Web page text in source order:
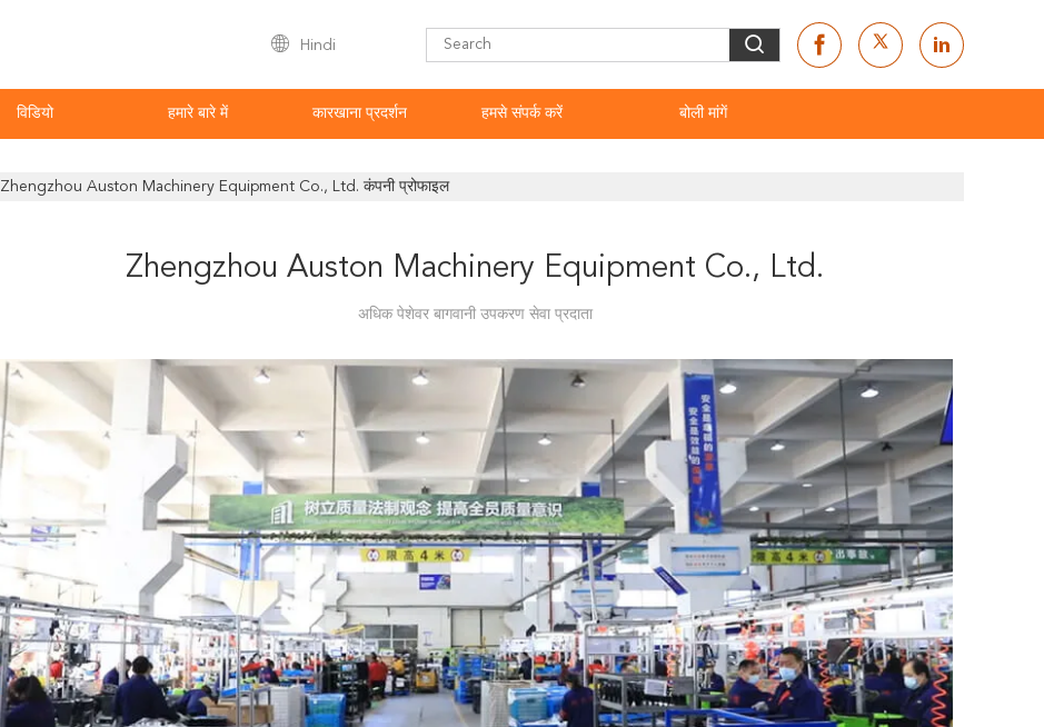
Hindi
विडियो हमारे बारे में कारखाना प्रदर्शन हमसे संपर्क करें बोली मांगें
Zhengzhou Auston Machinery Equipment Co., Ltd. कंपनी प्रोफाइल
Zhengzhou Auston Machinery Equipment Co., Ltd.
अधिक पेशेवर बागवानी उपकरण सेवा प्रदाता